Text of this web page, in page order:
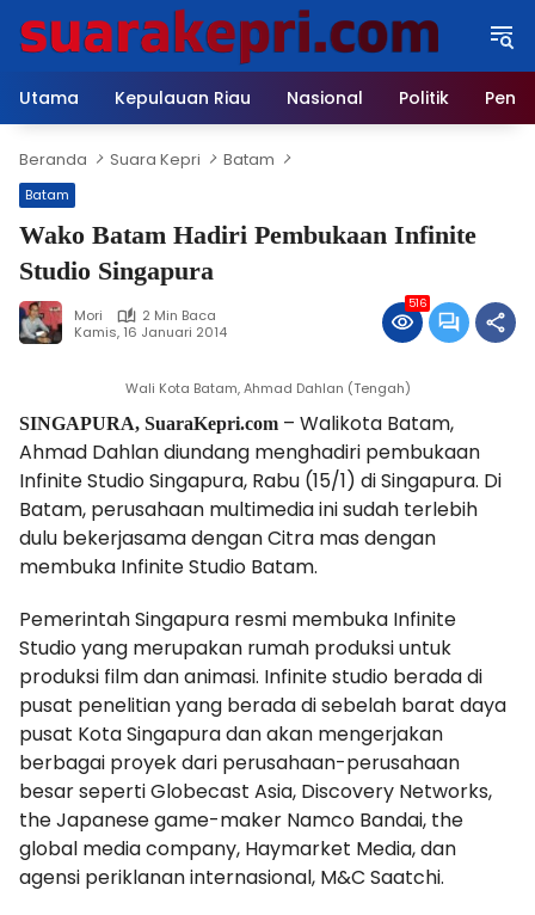
Utama
Kepulauan Riau Nasional Politik
Beranda Suara Kepri Batam
Batam
Wako Batam Hadiri Pembukaan Infinite
Studio Singapura
Mori
2 Min Baca
Kamis, 16 Januari 2014
516
Wali Kota Batam, Ahmad Dahlan (Tengah)
SINGAPURA, SuaraKepri.com – Walikota Batam,
Ahmad Dahlan diundang menghadiri pembukaan
Infinite Studio Singapura, Rabu (15/1) di Singapura. Di
Batam, perusahaan multimedia ini sudah terlebih
dulu bekerjasama dengan Citra mas dengan
membuka Infinite Studio Batam.
Pemerintah Singapura resmi membuka Infinite
Studio yang merupakan rumah produksi untuk
produksi film dan animasi. Infinite studio berada di
pusat penelitian yang berada di sebelah barat daya
pusat Kota Singapura dan akan mengerjakan
berbagai proyek dari perusahaan-perusahaan
besar seperti Globecast Asia, Discovery Networks,
the Japanese game-maker Namco Bandai, the
global media company, Haymarket Media, dan
agensi periklanan internasional, M&C Saatchi.